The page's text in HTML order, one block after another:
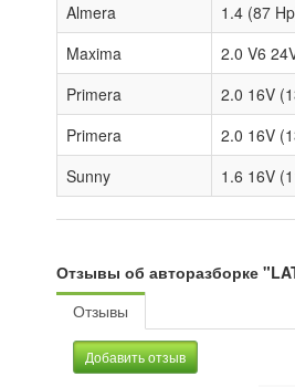
Almera
1.4 (87
Maxima
2.0 V6
Primera
2.0 16V
Primera
2.0 16V
Sunny
1.6 16V
Отзывы об авторазборке
Отзывы
Добавить отзыв